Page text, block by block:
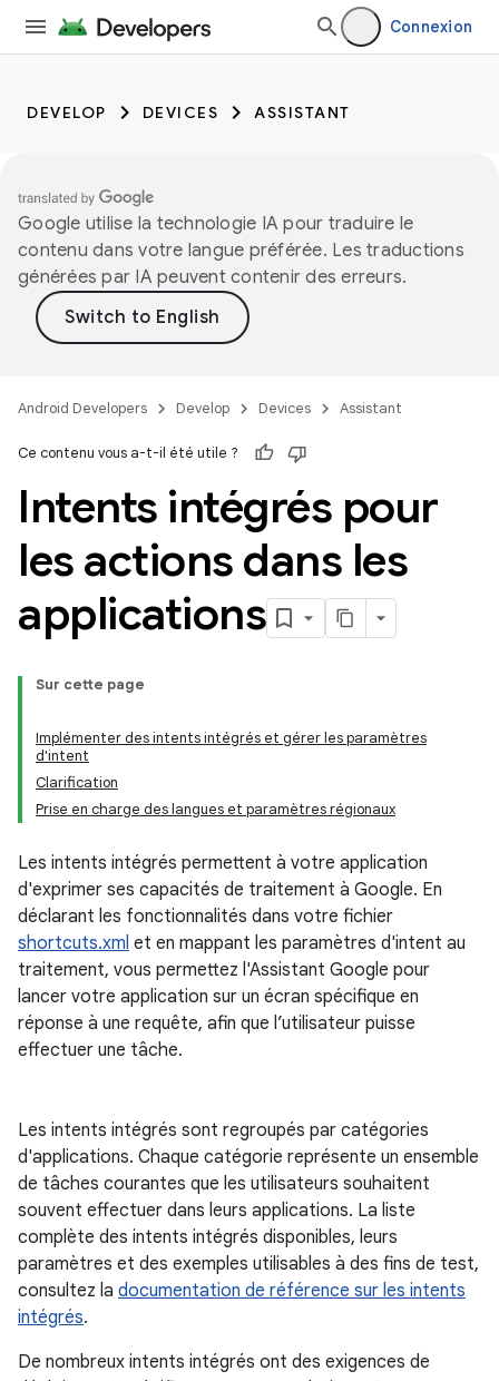
Connexion
DEVELOP DEVICES ASSISTANT
Google utilise la technologie IA pour traduire le
contenu dans votre langue préférée. Les traductions
générées par IA peuvent contenir des erreurs.
Android Developers Develop Devices Assistant
Ce contenu vous a-t-il été utile ?
Intents intégrés pour
les actions dans les
applications
Sur cette page
Implémenter des intents intégrés et gérer les paramètres
d'intent
Clarification
Prise en charge des langues et paramètres régionaux
Les intents intégrés permettent à votre application
d'exprimer ses capacités de traitement à Google. En
déclarant les fonctionnalités dans votre fichier
shortcuts.xml et en mappant les paramètres d'intent au
traitement, vous permettez l'Assistant Google pour
lancer votre application sur un écran spécifique en
réponse à une requête, afin que l’utilisateur puisse
effectuer une tâche.
Les intents intégrés sont regroupés par catégories
d'applications. Chaque catégorie représente un ensemble
de tâches courantes que les utilisateurs souhaitent
souvent effectuer dans leurs applications. La liste
complète des intents intégrés disponibles, leurs
paramètres et des exemples utilisables à des fins de test,
consultez la documentation de référence sur les intents
intégrés.
De nombreux intents intégrés ont des exigences de